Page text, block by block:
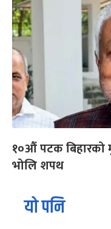
१०औं पटक बिहारको
भोलि शपथ
यो पनि